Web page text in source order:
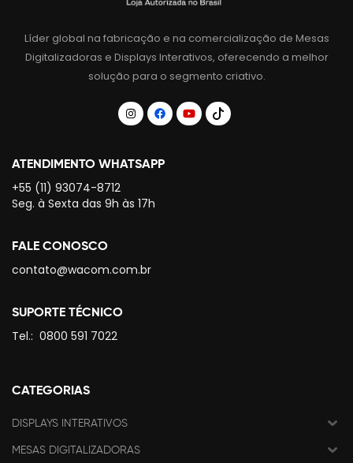
Líder global na fabricação e na comercialização de Mesas
Digitalizadoras e Displays Interativos, oferecendo a melhor
solução para o segmento criativo.
ATENDIMENTO WHATSAPP
+55 (11) 93074-8712
Seg. à Sexta das 9h às 17h
FALE CONOSCO
contato@wacom.com.br
SUPORTE TÉCNICO
Tel.: 0800 591 7022
CATEGORIAS
DISPLAYS INTERATIVOS
MESAS DIGITALIZADORAS